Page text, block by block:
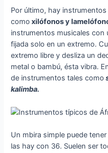
Por último, hay
como xilófonos y
instrumentos musicales con
fijada solo en un extremo.
extremo libre y desliza un
metal o bambú, ésta vibra.
de instrumentos tales como
kalimba.
Un mbira simple puede
las hay con 36. Suelen ser